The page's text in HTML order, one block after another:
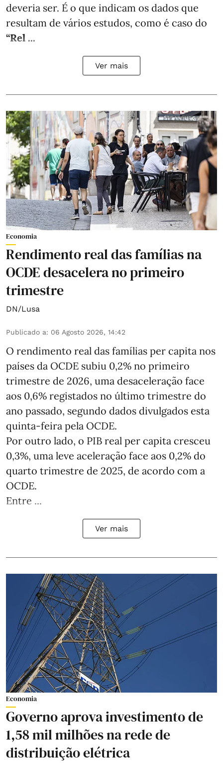
deveria ser. É o que indicam os dados que
resultam de vários estudos, como é caso do
“Rel ...
Ver mais
Economia
Rendimento real das famílias na
OCDE desacelera no primeiro
trimestre
DN/Lusa
Publicado a: 06 Agosto 2026, 14:42
O rendimento real das famílias per capita nos
países da OCDE subiu 0,2% no primeiro
trimestre de 2026, uma desaceleração face
aos 0,6% registados no último trimestre do
ano passado, segundo dados divulgados esta
quinta-feira pela OCDE.
Por outro lado, o PIB real per capita cresceu
0,3%, uma leve aceleração face aos 0,2% do
quarto trimestre de 2025, de acordo com a
OCDE.
Entre ...
Ver mais
Economia
Governo aprova investimento de
1,58 mil milhões na rede de
distribuição elétrica